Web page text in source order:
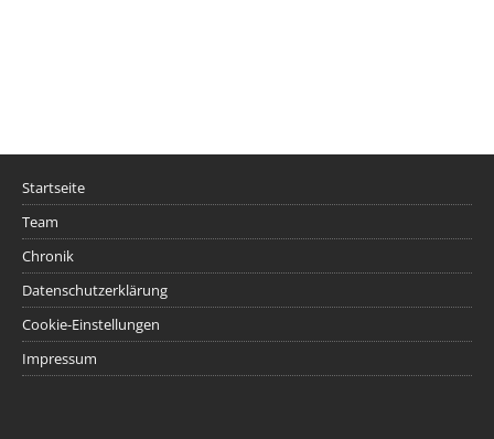
Startseite
Team
Chronik
Datenschutzerklärung
Cookie-Einstellungen
Impressum